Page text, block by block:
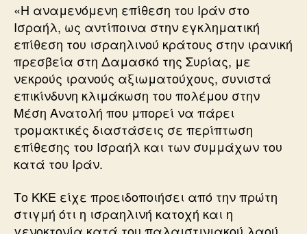
«Η αναμενόμενη επίθεση του Ιράν στο
Ισραήλ, ως αντίποινα στην εγκληματική
επίθεση του ισραηλινού κράτους στην ιρανική
πρεσβεία στη Δαμασκό της Συρίας, με
νεκρούς ιρανούς αξιωματούχους, συνιστά
επικίνδυνη κλιμάκωση του πολέμου στην
Μέση Ανατολή που μπορεί να πάρει
τρομακτικές διαστάσεις σε περίπτωση
επίθεσης του Ισραήλ και των συμμάχων του
κατά του Ιράν.
Το ΚΚΕ είχε προειδοποιήσει από την πρώτη
στιγμή ότι η ισραηλινή κατοχή και η
γενοκτονία κατά του παλαιστινιακού λαού,